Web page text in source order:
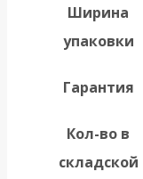
Ширина
упаковки
Гарантия
Кол-во в
складской